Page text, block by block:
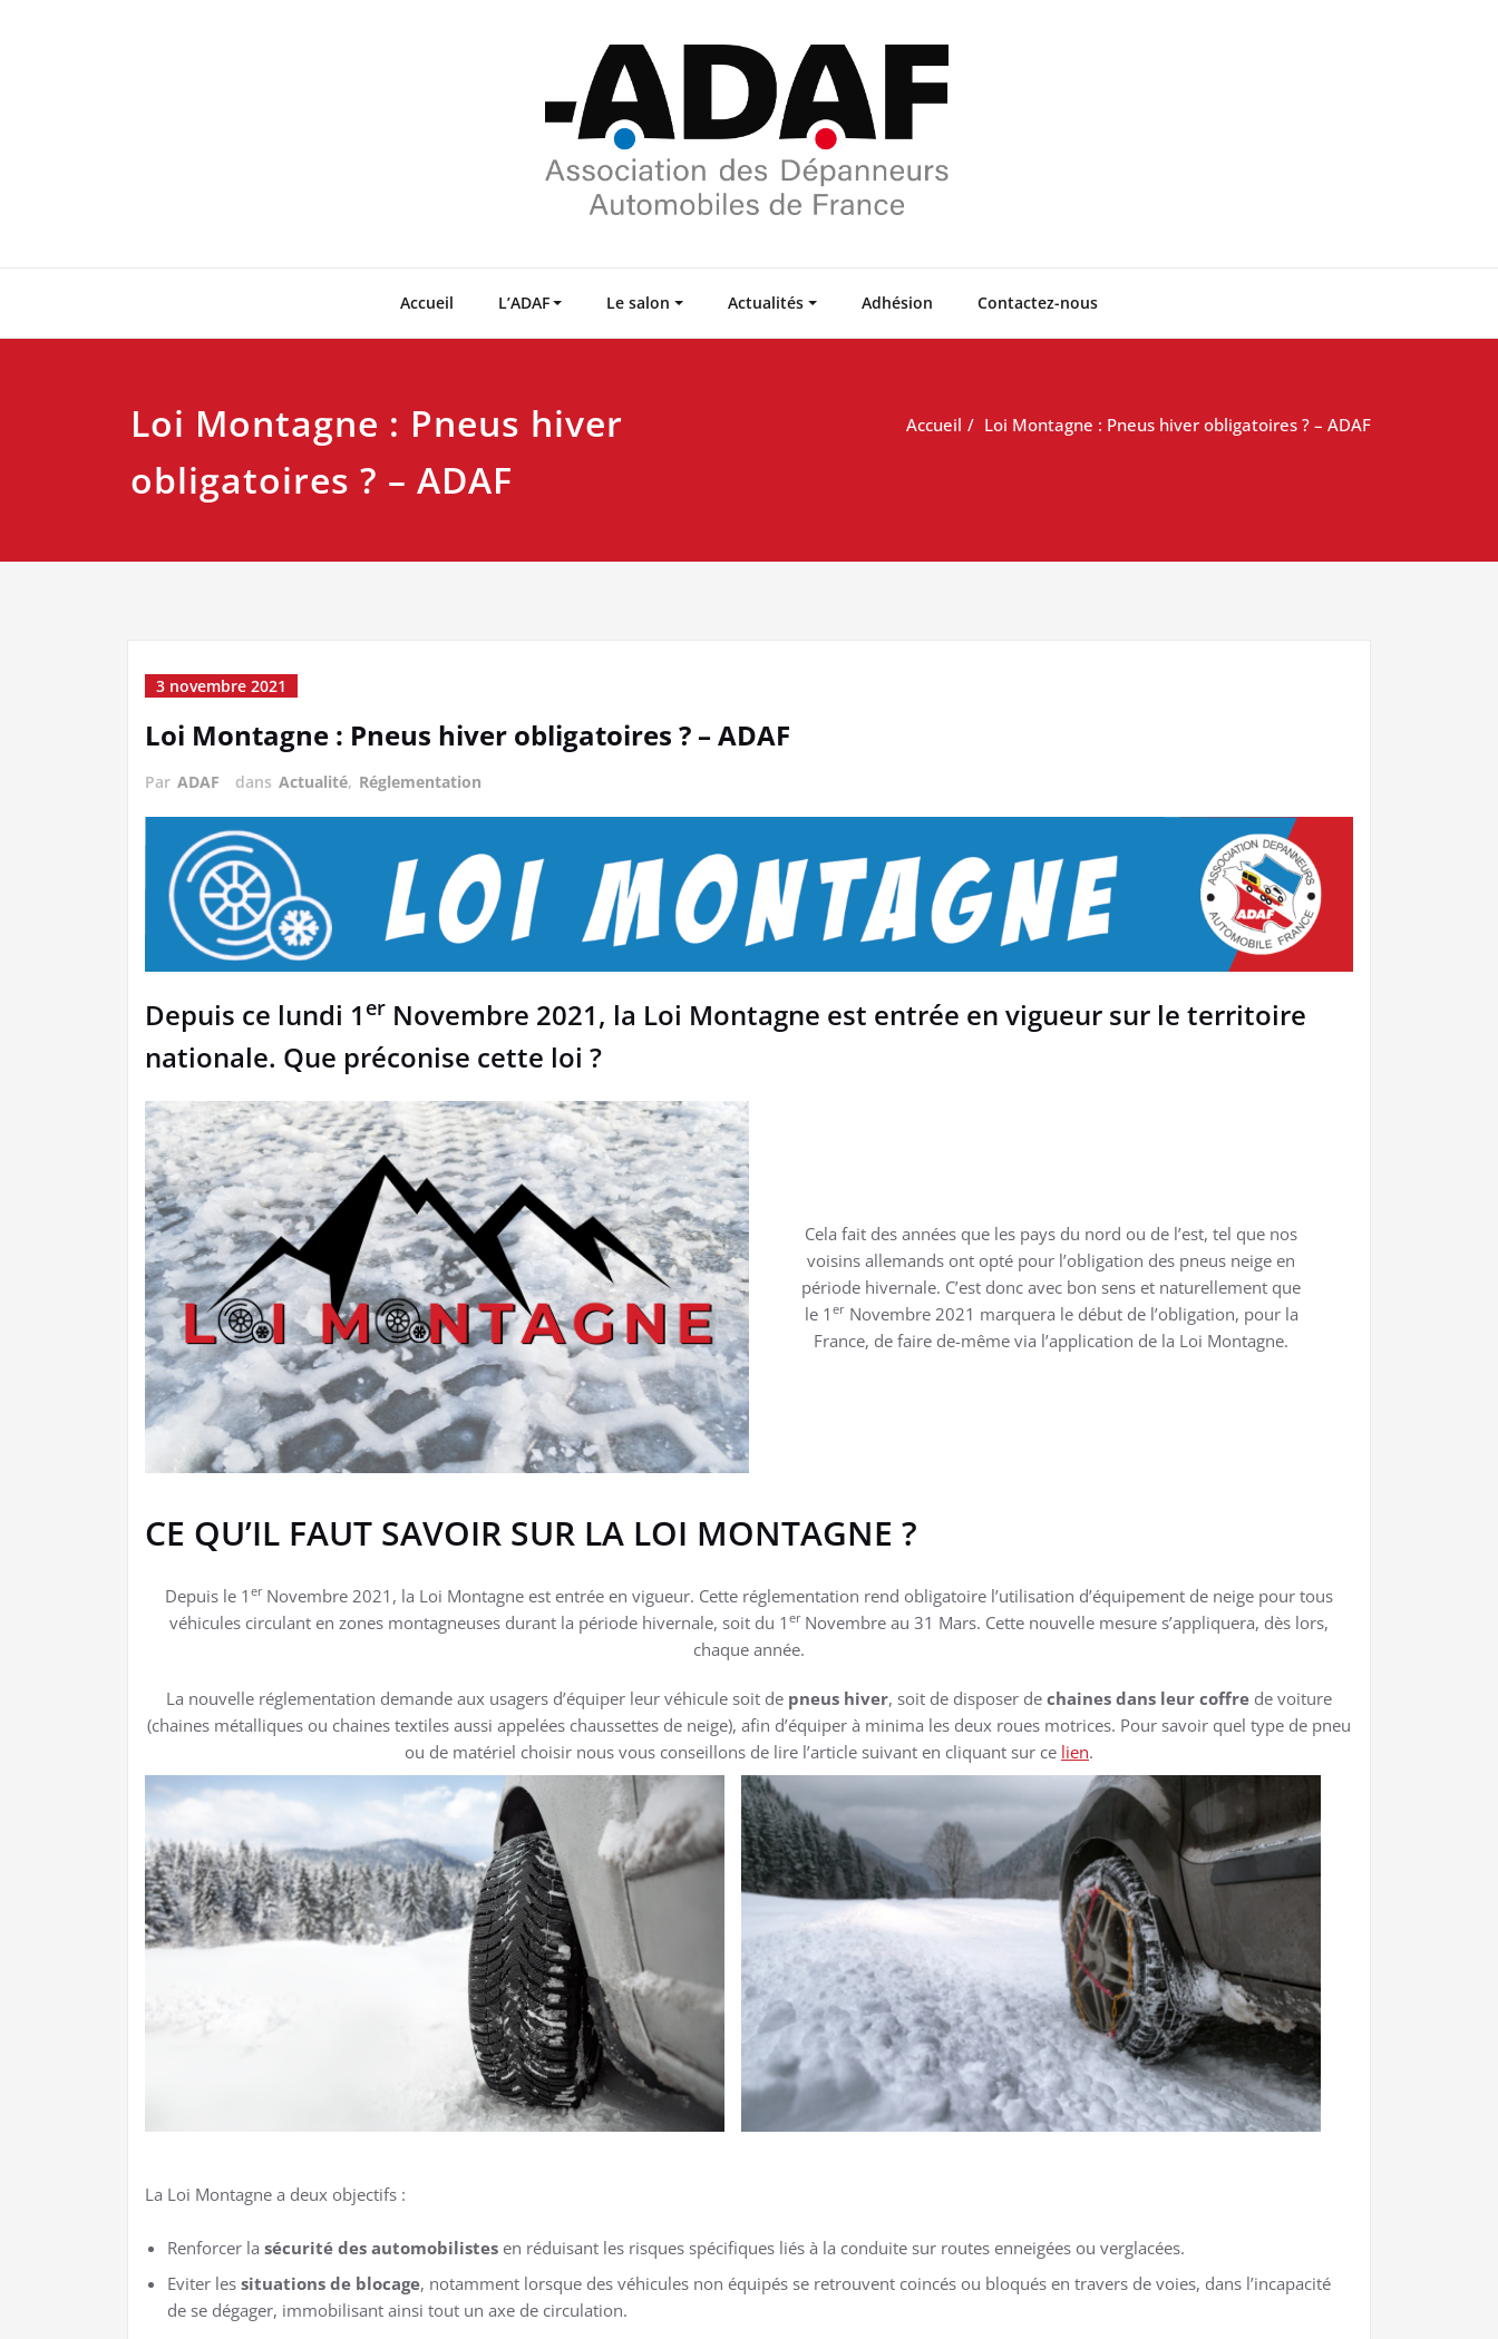
Accueil L’ADAF Le salon Actualités Adhésion Contactez-nous
Loi Montagne : Pneus hiver
obligatoires ? – ADAF
Accueil Loi Montagne : Pneus hiver obligatoires ? – ADAF
3 novembre 2021
Loi Montagne : Pneus hiver obligatoires ? – ADAF
Par ADAF dans Actualité, Réglementation
Depuis ce lundi 1 er Novembre 2021, la Loi Montagne est entrée en vigueur sur le territoire
nationale. Que préconise cette loi ?
Cela fait des années que les pays du nord ou de l’est, tel que nos
voisins allemands ont opté pour l’obligation des pneus neige en
période hivernale. C’est donc avec bon sens et naturellement que
le 1 erNovembre 2021 marquera le début de l’obligation, pour la
France, de faire de-même via l’application de la Loi Montagne.
CE QU’IL FAUT SAVOIR SUR LA LOI MONTAGNE ?
Depuis le 1 er Novembre 2021, la Loi Montagne est entrée en vigueur. Cette réglementation rend obligatoire l’utilisation d’équipement de neige pour tous
véhicules circulant en zones montagneuses durant la période hivernale, soit du 1 er Novembre au 31 Mars. Cette nouvelle mesure s’appliquera, dès lors,
chaque année.
La nouvelle réglementation demande aux usagers d’équiper leur véhicule soit de pneus hiver, soit de disposer de chaines dans leur coffre de voiture
(chaines métalliques ou chaines textiles aussi appelées chaussettes de neige), afin d’équiper à minima les deux roues motrices. Pour savoir quel type de pneu
ou de matériel choisir nous vous conseillons de lire l’article suivant en cliquant sur ce lien.
La Loi Montagne a deux objectifs :
Renforcer la sécurité des automobilistes en réduisant les risques spécifiques liés à la conduite sur routes enneigées ou verglacées.
Eviter les situations de blocage, notamment lorsque des véhicules non équipés se retrouvent coincés ou bloqués en travers de voies, dans l’incapacité
de se dégager, immobilisant ainsi tout un axe de circulation.